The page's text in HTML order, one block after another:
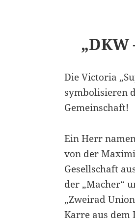
Die Victoria
symbolisieren
Gemeinschaft!
Ein Herr
von der
Gesellschaft
der „Macher“
„Zweirad
Karre aus dem